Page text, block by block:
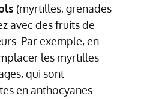
(myrtilles, grenades
avec des fruits de
Par exemple, en
les myrtilles
qui sont
en anthocyanes.